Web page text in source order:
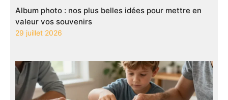
Album photo : nos plus belles idées pour mettre en
valeur vos souvenirs
29 juillet 2026